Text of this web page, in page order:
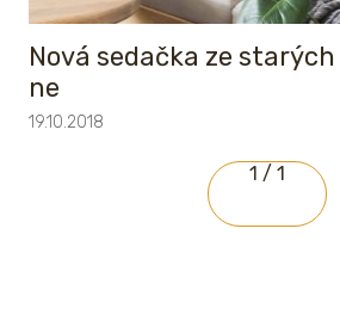
Nová sedačka ze
ne
19.10.2018
1 / 1